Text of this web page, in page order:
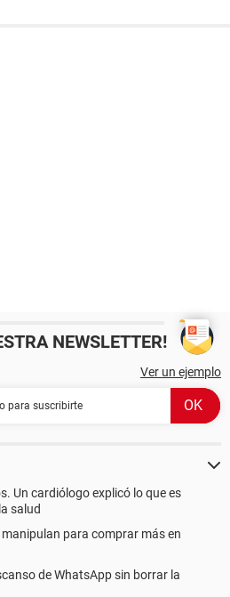
NEWSLETTER!
Ver un ejemplo
Un cardiólogo explicó lo que es
salud
manipulan para comprar más en
de WhatsApp sin borrar la